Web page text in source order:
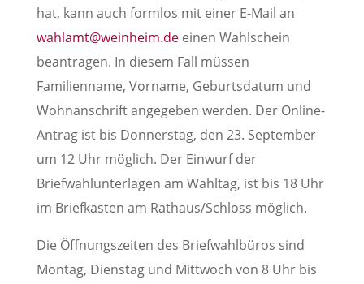
hat, kann auch formlos mit einer E-Mail an
wahlamt@weinheim.deeinen Wahlschein
beantragen. In diesem Fall müssen
Familienname, Vorname, Geburtsdatum und
Wohnanschrift angegeben werden. Der Online-
Antrag ist bis Donnerstag, den 23. September
um 12 Uhr möglich. Der Einwurf der
Briefwahlunterlagen am Wahltag, ist bis 18 Uhr
im Briefkasten am Rathaus/Schloss möglich.
Die Öffnungszeiten des Briefwahlbüros sind
Montag, Dienstag und Mittwoch von 8 Uhr bis